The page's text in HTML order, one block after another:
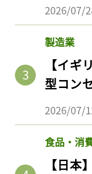
2026/07/
製造業
【イ
型コン
2026/07/
食品・消
【日